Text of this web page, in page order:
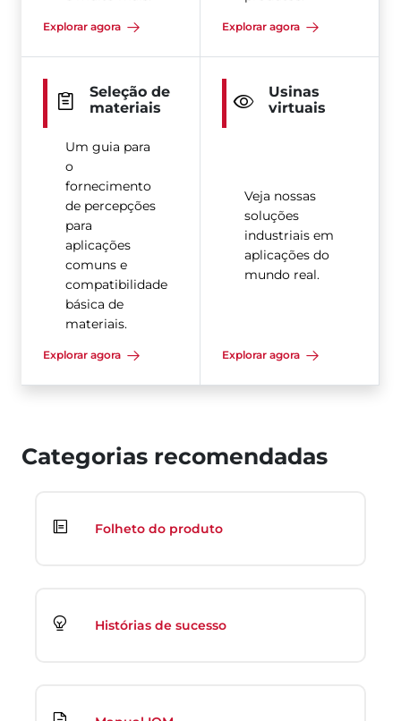
Explorar agora Explorar agora
Seleção de
materiais
Um guia para
o
fornecimento
de percepções
para
aplicações
comuns e
compatibilidade
básica de
materiais.
Explorar agora
Usinas
virtuais
Veja nossas
soluções
industriais em
aplicações do
mundo real.
Explorar agora
Categorias recomendadas
Folheto do produto
Histórias de sucesso